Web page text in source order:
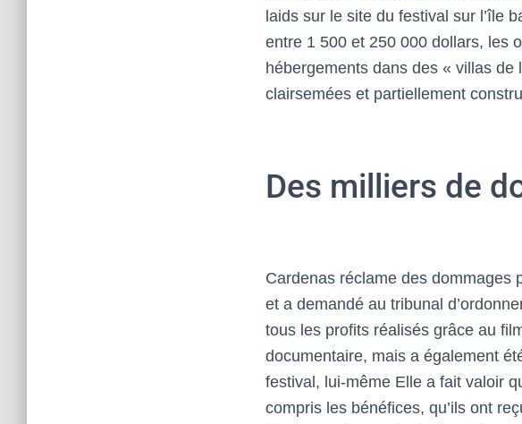
laids sur le site du festival sur l’île
entre 1 500 et 250 000 dollars, les
hébergements dans des « villas de
clairsemées et partiellement
Des milliers de
Cardenas réclame des dommages
et a demandé au tribunal
tous les profits réalisés grâce au
documentaire, mais a également
festival, lui-même Elle a fait valoir
compris les bénéfices, qu’ils ont